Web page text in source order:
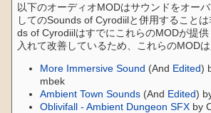
以下のオーディオMODはサウンドをオー
してのSounds of Cyrodiilと併用すること
ds of CyrodiilはすでにこれらのMODが提供
入れて改善しているため、これらのMODは
More Immersive Sound (And Edited)
mbek
Ambient Town Sounds (And Edited)
Oblivifall - Ambient Dungeon SFX by